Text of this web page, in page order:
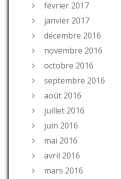
février 2017
janvier 2017
décembre 2016
novembre 2016
octobre 2016
septembre 2016
août 2016
juillet 2016
juin 2016
mai 2016
avril 2016
mars 2016